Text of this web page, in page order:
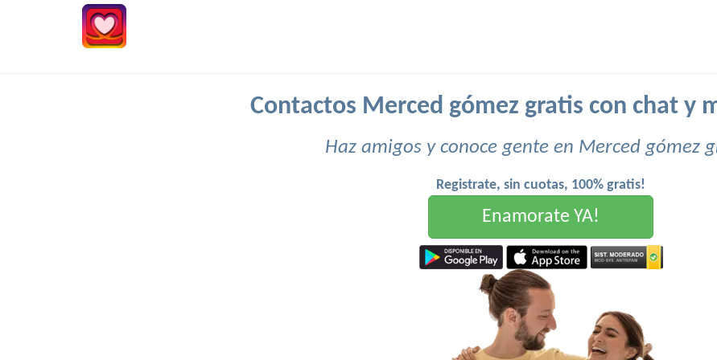
Contactos Merced gómez gratis con chat y
Haz amigos y conoce gente en Merced gómez
Registrate, sin cuotas, 100% gratis!
Enamorate YA!